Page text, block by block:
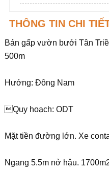
THÔNG TIN CHI
Bán gấp vườn bưởi Tân
500m
Hướng: Đông Nam
Quy hoạch: ODT
Mặt tiền đường lớn. Xe
Ngang 5.5m nở hậu.